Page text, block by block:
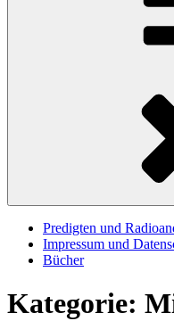
Predigten und
Impressum und
Bücher
Kategorie: